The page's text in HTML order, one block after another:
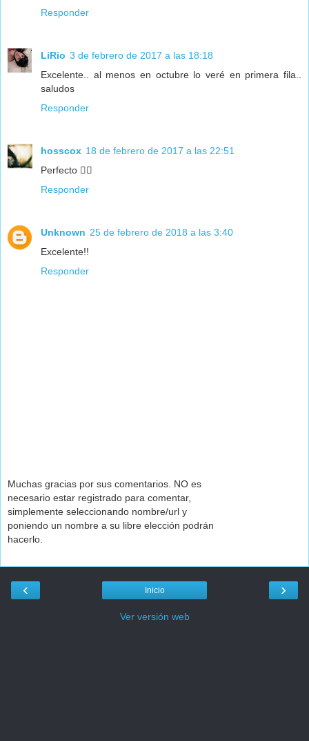
Responder
LiRio 3 de febrero de 2017 a las 18:18
Excelente.. al menos en octubre lo veré en primera fila..
saludos
Responder
hosscox 18 de febrero de 2017 a las 22:51
Perfecto 👍🏼
Responder
Unknown 25 de febrero de 2018 a las 3:40
Excelente!!
Responder
Muchas gracias por sus comentarios. NO es
necesario estar registrado para comentar,
simplemente seleccionando nombre/url y
poniendo un nombre a su libre elección podrán
hacerlo.
‹ ›
Inicio
Ver versión web